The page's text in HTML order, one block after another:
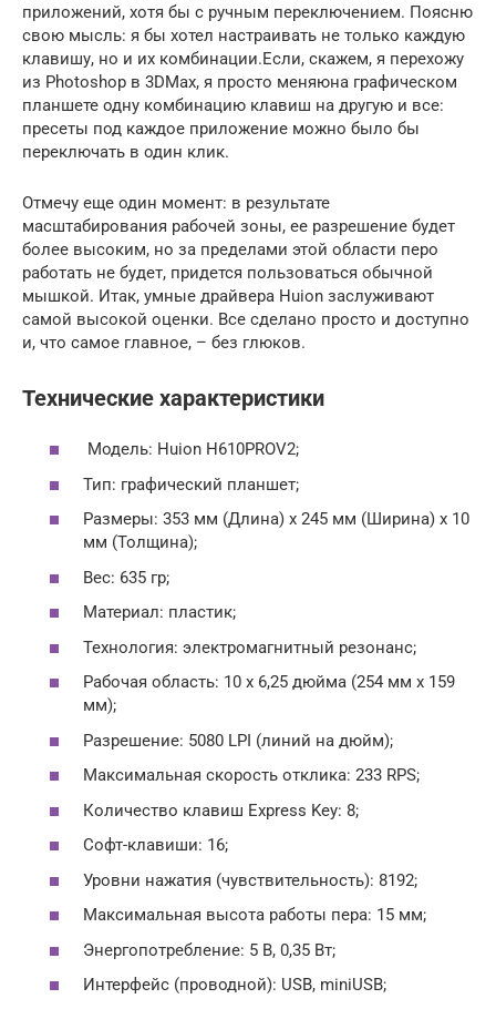
приложений, хотя бы с ручным переключением. Поясню
свою мысль: я бы хотел настраивать не только каждую
клавишу, но и их комбинации.Если, скажем, я перехожу
из Photoshop в 3DMax, я просто меняюна графическом
планшете одну комбинацию клавиш на другую и все:
пресеты под каждое приложение можно было бы
переключать в один клик.
Отмечу еще один момент: в результате
масштабирования рабочей зоны, ее разрешение будет
более высоким, но за пределами этой области перо
работать не будет, придется пользоваться обычной
мышкой. Итак, умные драйвера Huion заслуживают
самой высокой оценки. Все сделано просто и доступно
и, что самое главное, – без глюков.
Технические характеристики
Модель: Huion H610PROV2;
Тип: графический планшет;
Размеры: 353 мм (Длина) х 245 мм (Ширина) х 10
мм (Толщина);
Вес: 635 гр;
Материал: пластик;
Технология: электромагнитный резонанс;
Рабочая область: 10 х 6,25 дюйма (254 мм х 159
мм);
Разрешение: 5080 LPI (линий на дюйм);
Максимальная скорость отклика: 233 RPS;
Количество клавиш Express Key: 8;
Софт-клавиши: 16;
Уровни нажатия (чувствительность): 8192;
Максимальная высота работы пера: 15 мм;
Энергопотребление: 5 В, 0,35 Вт;
Интерфейс (проводной): USB, miniUSB;